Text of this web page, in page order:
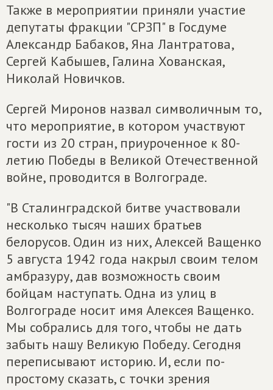
Также в мероприятии приняли участие
депутаты фракции "СРЗП" в Госдуме
Александр Бабаков, Яна Лантратова,
Сергей Кабышев, Галина Хованская,
Николай Новичков.
Сергей Миронов назвал символичным то,
что мероприятие, в котором участвуют
гости из 20 стран, приуроченное к 80-
летию Победы в Великой Отечественной
войне, проводится в Волгограде.
"В Сталинградской битве участвовали
несколько тысяч наших братьев
белорусов. Один из них, Алексей Ващенко
5 августа 1942 года накрыл своим телом
амбразуру, дав возможность своим
бойцам наступать. Одна из улиц в
Волгограде носит имя Алексея Ващенко.
Мы собрались для того, чтобы не дать
забыть нашу Великую Победу. Сегодня
переписывают историю. И, если по-
простому сказать, с точки зрения